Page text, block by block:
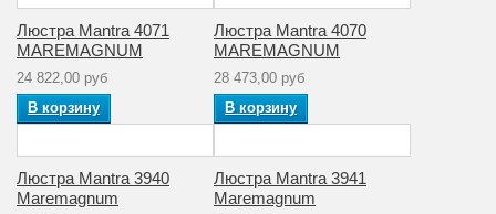
Люстра Mantra 4071
MAREMAGNUM
24 822,00 руб
В корзину
Люстра Mantra 4070
MAREMAGNUM
28 473,00 руб
В корзину
Люстра Mantra 3940
Maremagnum
Люстра Mantra 3941
Maremagnum